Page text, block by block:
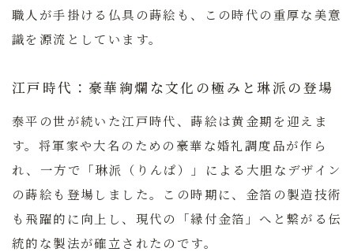
職人が手掛ける仏具の蒔絵も、この時代の重厚な美意
識を源流としています。
江戸時代：豪華絢爛な文化の極みと琳派の登場
泰平の世が続いた江戸時代、蒔絵は黄金期を迎えま
す。将軍家や大名のための豪華な婚礼調度品が作ら
れ、一方で「琳派（りんぱ）」による大胆なデザイン
の蒔絵も登場しました。この時期に、金箔の製造技術
も飛躍的に向上し、現代の「縁付金箔」へと繋がる伝
統的な製法が確立されたのです。